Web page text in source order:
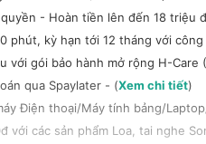
- Hoàn tiền lên đến 18 triệu
phút, kỳ hạn tới 12 tháng với
với gói bảo hành mở rộng H-Care
qua Spaylater - (Xem chi tiết)
Điện thoại/Máy tính bảng/
với các sản phẩm Loa, tai nghe